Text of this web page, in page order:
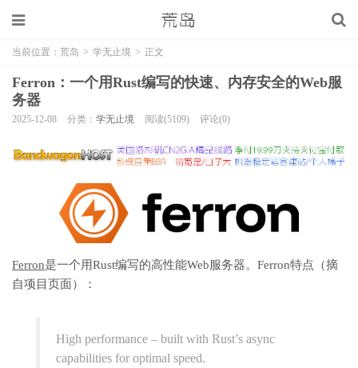
当前位置： 荒岛 > 学无止境 > 正文
Ferron：一个用Rust编写的快速、内存安全的Web服
务器
2025-12-08 分类： 学无止境 阅读(5109) 评论(0)
Ferron是一个用Rust编写的高性能Web服务器。Ferron特点（摘
自项目页面）：
High performance – built with Rust’s async
capabilities for optimal speed.